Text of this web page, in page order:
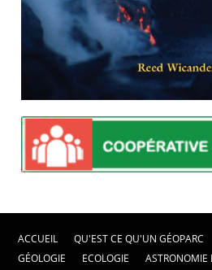
ACCUEIL QU'EST CE QU'UN GÉOPARC
GÉOLOGIE
ECOLOGIE
ASTRONOMIE